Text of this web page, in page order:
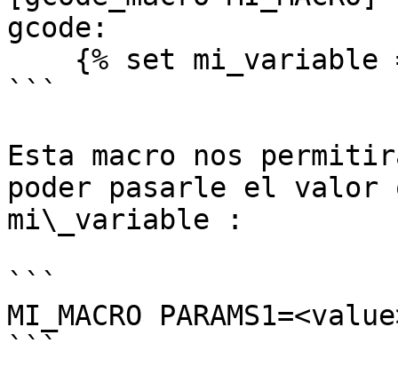
gcode:
```
Esta macro nos
poder pasarle el valor
mi\_variable :
```
MI_MACRO
```